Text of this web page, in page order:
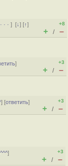
· · ·][↓] [↑]
+8
+ / –
]
+3
+ / –
] [ответить]
+3
+ / –
^^^]
+3
+ / –